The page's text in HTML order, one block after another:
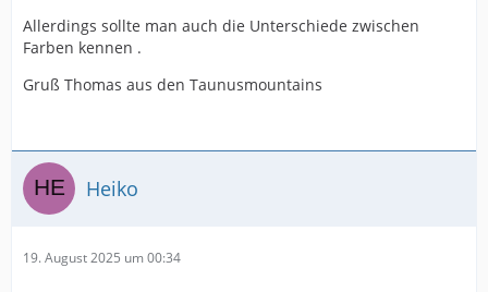
Allerdings sollte man auch die Unterschiede zwischen
Farben kennen .
Gruß Thomas aus den Taunusmountains
Heiko
19. August 2025 um 00:34